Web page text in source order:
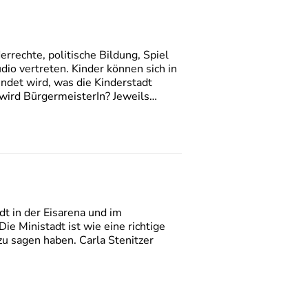
politische Bildung, Spiel
vertreten. Kinder können sich in
wird, was die Kinderstadt
BürgermeisterIn? Jeweils…
in der Eisarena und im
Ministadt ist wie eine richtige
sagen haben. Carla Stenitzer